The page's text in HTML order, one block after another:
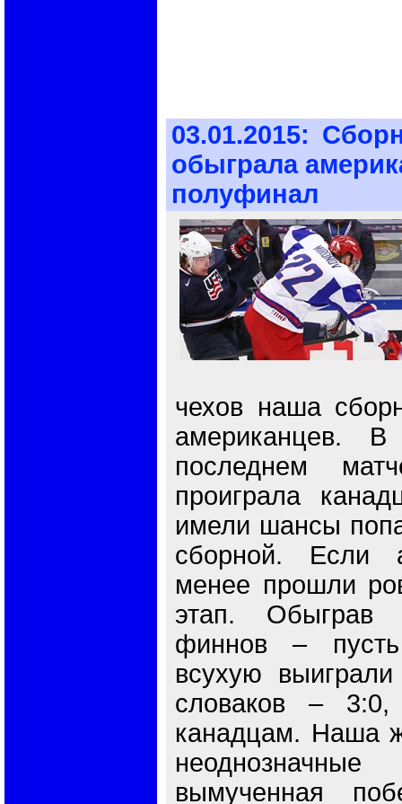
03.01.2015:
обыграла
полуфинал
чехов наша
американцев.
последнем
проиграла
имели шансы
сборной. Если
менее прошли
этап.
финнов –
всухую
словаков – 3:0,
канадцам. Наша
вымученная